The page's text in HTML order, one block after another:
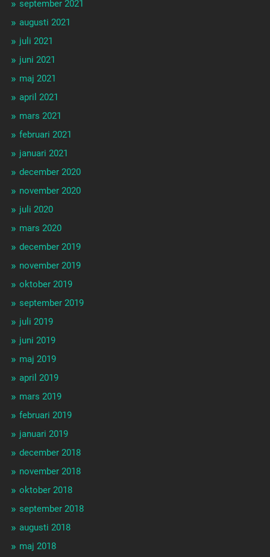
september 2021
augusti 2021
juli 2021
juni 2021
maj 2021
april 2021
mars 2021
februari 2021
januari 2021
december 2020
november 2020
juli 2020
mars 2020
december 2019
november 2019
oktober 2019
september 2019
juli 2019
juni 2019
maj 2019
april 2019
mars 2019
februari 2019
januari 2019
december 2018
november 2018
oktober 2018
september 2018
augusti 2018
maj 2018